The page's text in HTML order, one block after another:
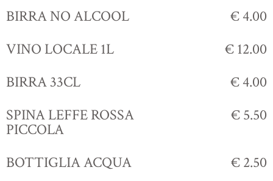
BIRRA NO ALCOOL
€ 4.00
VINO LOCALE 1L
€ 12.00
BIRRA 33CL
€ 4.00
SPINA LEFFE ROSSA
PICCOLA
€ 5.50
BOTTIGLIA ACQUA
€ 2.50